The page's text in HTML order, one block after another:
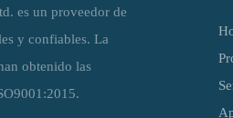
es un proveedor de
y confiables. La
obtenido las